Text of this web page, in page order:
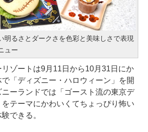
明るさとダークさを色彩と美味しさで表現
ュー
ゾートは9月11日から10月31日にか
「ディズニー・ハロウィーン」を開
ーランドでは「ゴースト流の東京デ
をテーマにかわいくてちょっぴり怖い
できる。